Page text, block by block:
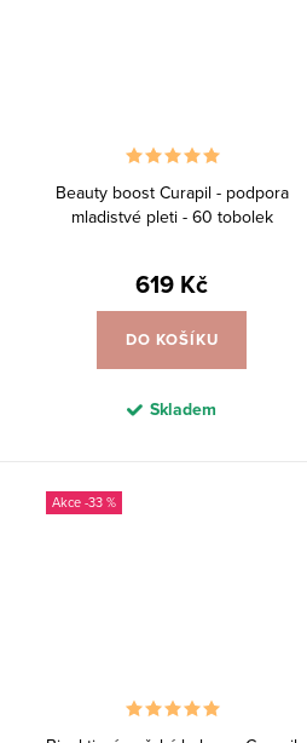
Beauty boost Curapil - podpora
mladistvé pleti - 60 tobolek
619 Kč
DO KOŠÍKU
Skladem
-33 %